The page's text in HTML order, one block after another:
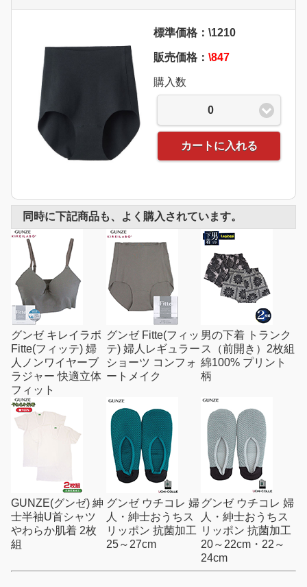
標準価格：\1210
販売価格： \847
購入数
0
カートに入れる
同時に下記商品も、よく購入されています。
グンゼ キレイラボ
Fitte(フィッテ) 婦
人ノンワイヤーブ
ラジャー 快適立体
フィット
グンゼ Fitte(フィッ
テ) 婦人レギュラー
ショーツ コンフォ
ートメイク
男の下着 トランク
ス（前開き）2枚組
綿100% プリント
柄
GUNZE(グンゼ) 紳
士半袖U首シャツ
やわらか肌着 2枚
組
グンゼ ウチコレ 婦
人・紳士おうちス
リッポン 抗菌加工
25～27cm
グンゼ ウチコレ 婦
人・紳士おうちス
リッポン 抗菌加工
20～22cm・22～
24cm